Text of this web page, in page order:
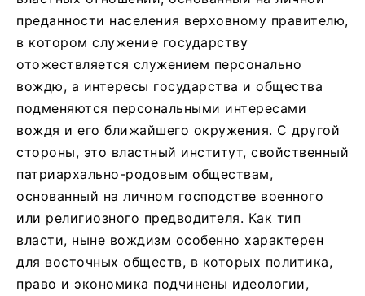
преданности населения верховному правителю,
в котором служение государству
отожествляется служением персонально
вождю, а интересы государства и общества
подменяются персональными интересами
вождя и его ближайшего окружения. С другой
стороны, это властный институт, свойственный
патриархально-родовым обществам,
основанный на личном господстве военного
или религиозного предводителя. Как тип
власти, ныне вождизм особенно характерен
для восточных обществ, в которых политика,
право и экономика подчинены идеологии,